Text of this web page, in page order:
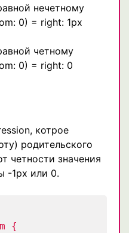
нечетному
0) = right: 1px
четному
0) = right: 0
котрое
родительского
четности значения
-1px или 0.
{